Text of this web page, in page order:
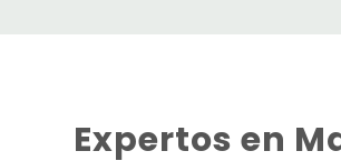
Expertos en